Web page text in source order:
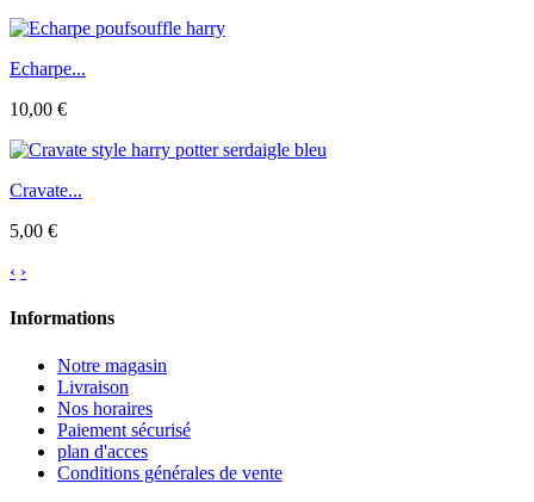
Echarpe...
10,00 €
Cravate...
5,00 €
‹ ›
Informations
Notre magasin
Livraison
Nos horaires
Paiement sécurisé
plan d'acces
Conditions générales de vente